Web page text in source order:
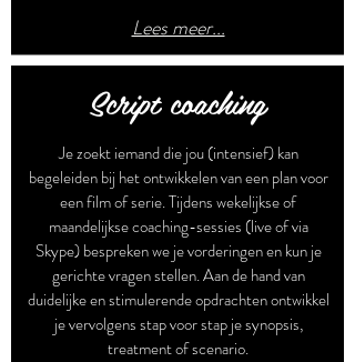
Lees meer...
Je zoekt iemand die jou (intensief) kan
begeleiden bij het ontwikkelen van een plan voor
een film of serie. Tijdens wekelijkse of
maandelijkse coaching-sessies (live of via
Skype) bespreken we je vorderingen en kun je
gerichte vragen stellen. Aan de hand van
duidelijke en stimulerende opdrachten ontwikkel
je vervolgens stap voor stap je synopsis,
treatment of scenario.
Script coaching